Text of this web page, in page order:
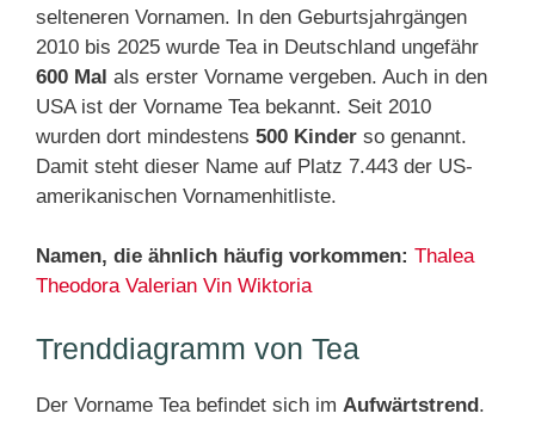
selteneren Vornamen. In den Geburtsjahrgängen
2010 bis 2025 wurde Tea in Deutschland ungefähr
600 Mal als erster Vorname vergeben. Auch in den
USA ist der Vorname Tea bekannt. Seit 2010
wurden dort mindestens 500 Kinder so genannt.
Damit steht dieser Name auf Platz 7.443 der US-
amerikanischen Vornamenhitliste.
Namen, die ähnlich häufig vorkommen: Thalea
Theodora Valerian Vin Wiktoria
Trenddiagramm von Tea
Der Vorname Tea befindet sich im Aufwärtstrend.